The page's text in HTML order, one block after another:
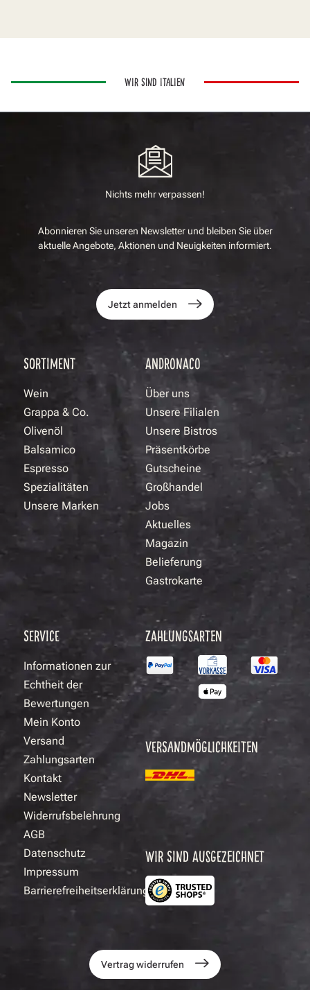
WIR SIND ITALIEN
Nichts mehr verpassen!
Abonnieren Sie unseren Newsletter und bleiben Sie über
aktuelle Angebote, Aktionen und Neuigkeiten informiert.
Jetzt anmelden
SORTIMENT
Wein
Grappa & Co.
Olivenöl
Balsamico
Espresso
Spezialitäten
Unsere Marken
ANDRONACO
Über uns
Unsere Filialen
Unsere Bistros
Präsentkörbe
Gutscheine
Großhandel
Jobs
Aktuelles
Magazin
Belieferung
Gastrokarte
SERVICE
Informationen zur
Echtheit der
Bewertungen
Mein Konto
Versand
Zahlungsarten
Kontakt
Newsletter
Widerrufsbelehrung
AGB
Datenschutz
Impressum
Barrierefreiheitserklärung
ZAHLUNGSARTEN
VERSANDMÖGLICHKEITEN
WIR SIND AUSGEZEICHNET
Vertrag widerrufen